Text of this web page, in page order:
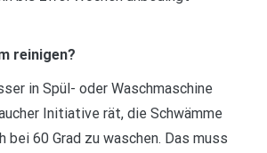
reinigen?
in Spül- oder Waschmaschine
Initiative rät, die Schwämme
bei 60 Grad zu waschen. Das muss